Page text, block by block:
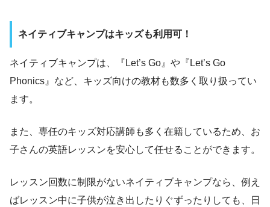
ネイティブキャンプはキッズも利用可！
ネイティブキャンプは、『Let’s Go』や『Let’s Go
Phonics』など、キッズ向けの教材も数多く取り扱ってい
ます。
また、専任のキッズ対応講師も多く在籍しているため、お
子さんの英語レッスンを安心して任せることができます。
レッスン回数に制限がないネイティブキャンプなら、例え
ばレッスン中に子供が泣き出したりぐずったりしても、日